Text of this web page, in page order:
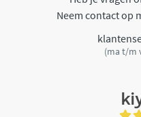
Neem contact op
(ma t/m